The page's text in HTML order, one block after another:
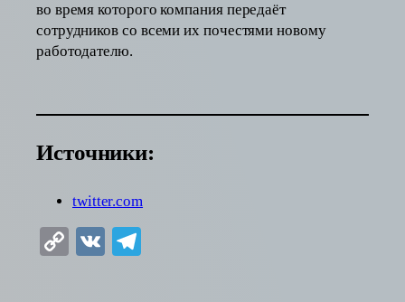
во время которого компания передаёт
сотрудников со всеми их почестями новому
работодателю.
Источники:
twitter.com
Copy
VK